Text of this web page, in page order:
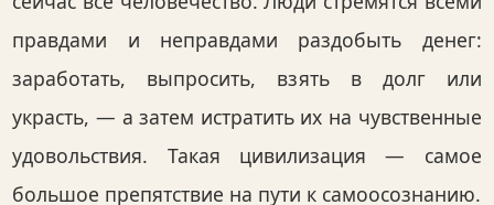
правдами и неправдами раздобыть денег:
заработать, выпросить, взять в долг или
украсть, — а затем истратить их на чувственные
удовольствия. Такая цивилизация — самое
большое препятствие на пути к самоосознанию.